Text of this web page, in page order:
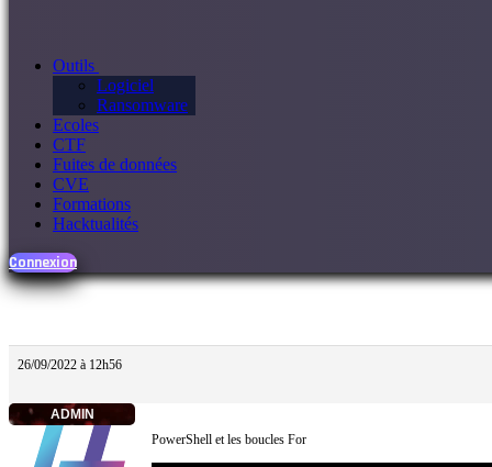
Outils
Logiciel
Ransomware
Ecoles
CTF
Fuites de données
CVE
Formations
Hacktualités
Connexion
26/09/2022 à 12h56
ADMIN
PowerShell et les boucles For